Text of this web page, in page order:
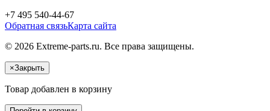
+7 495 540-44-67
Обратная связьКарта сайта
© 2026 Extreme-parts.ru. Все права защищены.
×Закрыть
Товар добавлен в корзину